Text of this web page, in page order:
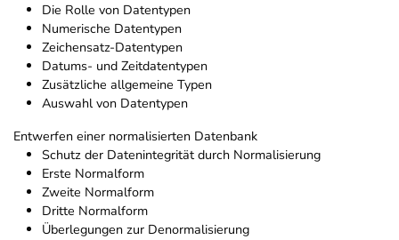
Die Rolle von Datentypen
Numerische Datentypen
Zeichensatz-Datentypen
Datums- und Zeitdatentypen
Zusätzliche allgemeine Typen
Auswahl von Datentypen
Entwerfen einer normalisierten Datenbank
Schutz der Datenintegrität durch Normalisierung
Erste Normalform
Zweite Normalform
Dritte Normalform
Überlegungen zur Denormalisierung